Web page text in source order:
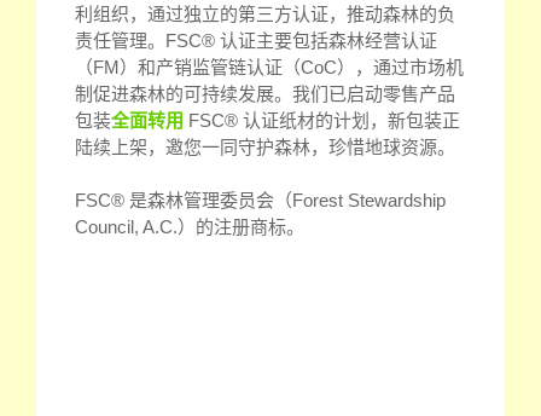
利组织，通过独立的第三方认证，推动森林的负
责任管理。FSC® 认证主要包括森林经营认证
（FM）和产销监管链认证（CoC），通过市场机
制促进森林的可持续发展。我们已启动零售产品
包装全面转用 FSC® 认证纸材的计划，新包装正
陆续上架，邀您一同守护森林，珍惜地球资源。
FSC® 是森林管理委员会（Forest Stewardship
Council, A.C.）的注册商标。